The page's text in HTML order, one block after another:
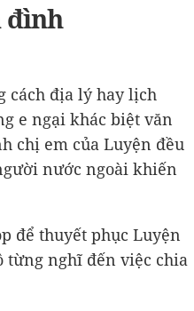
đình
cách địa lý hay lịch
e ngại khác biệt văn
chị em của Luyện đều
nước ngoài khiến
để thuyết phục Luyện
từng nghĩ đến việc chia